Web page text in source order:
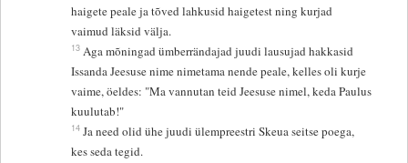
haigete peale ja tõved lahkusid haigetest ning kurjad
vaimud läksid välja.
13 Aga mõningad ümberrändajad juudi lausujad hakkasid
Issanda Jeesuse nime nimetama nende peale, kelles oli kurje
vaime, öeldes: "Ma vannutan teid Jeesuse nimel, keda Paulus
kuulutab!"
14 Ja need olid ühe juudi ülempreestri Skeua seitse poega,
kes seda tegid.